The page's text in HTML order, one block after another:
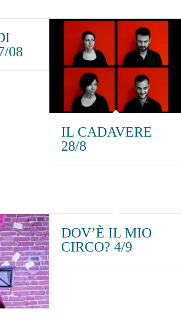
08
IL CADAVERE
28/8
DOV’È IL MIO
CIRCO? 4/9